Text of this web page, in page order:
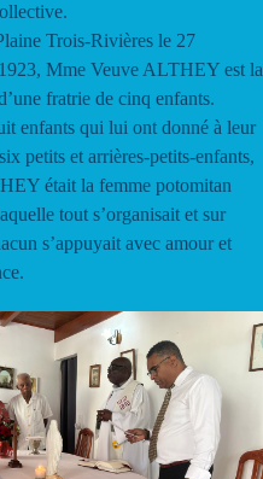
Trois-Rivières le 27
Mme Veuve ALTHEY est la
fratrie de cinq enfants.
enfants qui lui ont donné à leur
petits et arrières-petits-enfants,
était la femme potomitan
tout s’organisait et sur
s’appuyait avec amour et